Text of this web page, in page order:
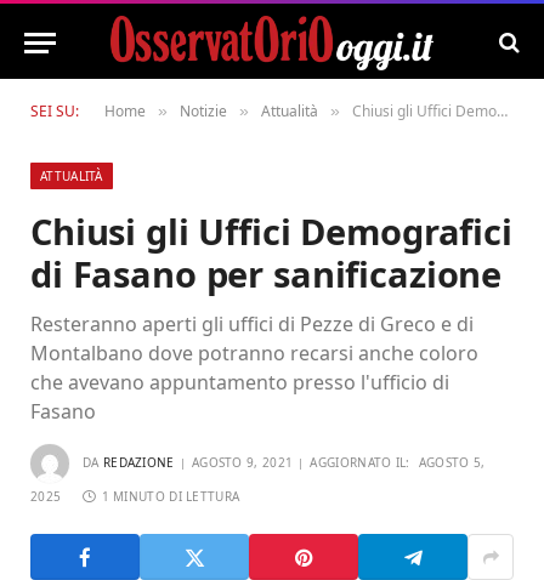
SEI SU: Home » Notizie » Attualità » Chiusi gli Uffici Demografici di Fasano per sanificazione
ATTUALITÀ
Chiusi gli Uffici Demografici
di Fasano per sanificazione
Resteranno aperti gli uffici di Pezze di Greco e di
Montalbano dove potranno recarsi anche coloro
che avevano appuntamento presso l'ufficio di
Fasano
DA REDAZIONE AGOSTO 9, 2021 AGGIORNATO IL: AGOSTO 5,
2025 1 MINUTO DI LETTURA